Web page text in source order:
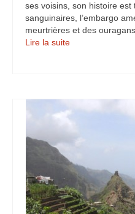
ses voisins, son histoire
sanguinaires, l’embargo
meurtrières et des
Lire la suite­­